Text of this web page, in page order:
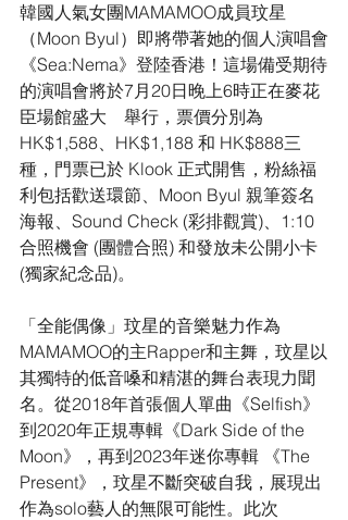
韓國人氣女團MAMAMOO成員玟星
（Moon Byul）即將帶著她的個人演唱會
《Sea:Nema》登陸香港！這場備受期待
的演唱會將於7月20日晚上6時正在麥花
臣場館盛大    舉行，票價分別為
HK$1,588、HK$1,188 和 HK$888三
種，門票已於 Klook 正式開售，粉絲福
利包括歡送環節、Moon Byul 親筆簽名
海報、Sound Check (彩排觀賞)、1:10
合照機會 (團體合照) 和發放未公開小卡
(獨家紀念品)。
「全能偶像」玟星的音樂魅力作為
MAMAMOO的主Rapper和主舞，玟星以
其獨特的低音嗓和精湛的舞台表現力聞
名。從2018年首張個人單曲《Selfish》
到2020年正規專輯《Dark Side of the
Moon》，再到2023年迷你專輯 《The
Present》，玟星不斷突破自我，展現出
作為solo藝人的無限可能性。此次